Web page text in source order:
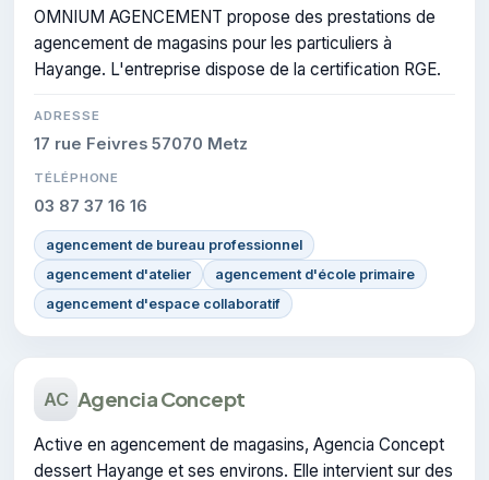
OMNIUM AGENCEMENT propose des prestations de
agencement de magasins pour les particuliers à
Hayange. L'entreprise dispose de la certification RGE.
ADRESSE
17 rue Feivres 57070 Metz
TÉLÉPHONE
03 87 37 16 16
agencement de bureau professionnel
agencement d'atelier
agencement d'école primaire
agencement d'espace collaboratif
AC Agencia Concept
Active en agencement de magasins, Agencia Concept
dessert Hayange et ses environs. Elle intervient sur des